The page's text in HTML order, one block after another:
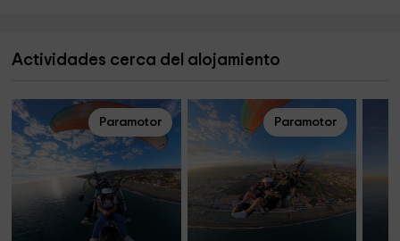
Actividades cerca del alojamiento
Paramotor Paramotor